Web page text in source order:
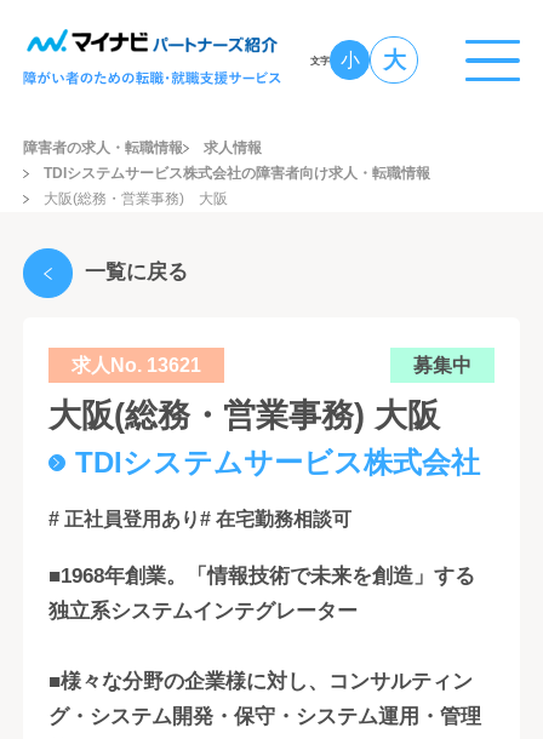
文字 小 大
障害者の求人・転職情報
求人情報
TDIシステムサービス株式会社の障害者向け求人・転職情報
大阪(総務・営業事務) 大阪
一覧に戻る
求人No. 13621 募集中
大阪(総務・営業事務) 大阪
TDIシステムサービス株式会社
# 正社員登用あり# 在宅勤務相談可
■1968年創業。「情報技術で未来を創造」する
独立系システムインテグレーター
■様々な分野の企業様に対し、コンサルティン
グ・システム開発・保守・システム運用・管理